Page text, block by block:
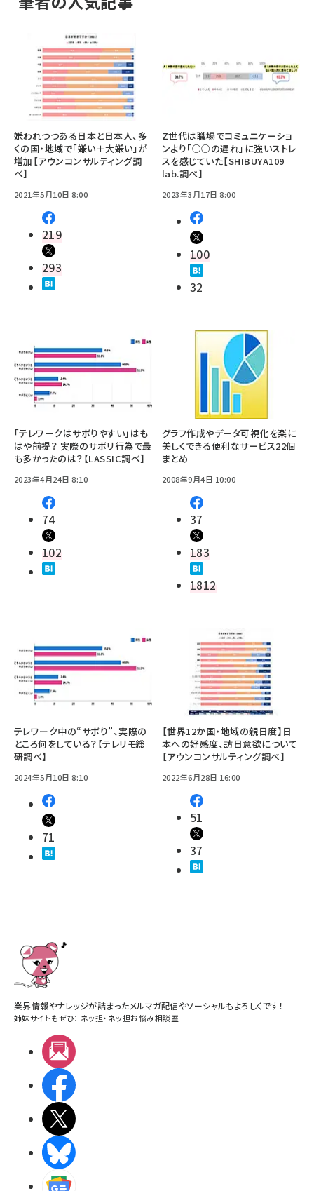
嫌われつつある日本と日本人、多
くの国・地域で「嫌い＋大嫌い」が
増加【アウンコンサルティング調
べ】
2021年5月10日 8:00
219
293
Z世代は職場でコミュニケーショ
ンより「○○の遅れ」に強いストレ
スを感じていた【SHIBUYA109
lab.調べ】
2023年3月17日 8:00
100
32
「テレワークはサボりやすい」はも
はや前提？ 実際のサボリ行為で最
も多かったのは？【LASSIC調べ】
2023年4月24日 8:10
74
102
グラフ作成やデータ可視化を楽に
美しくできる便利なサービス22個
まとめ
2008年9月4日 10:00
37
183
1812
テレワーク中の“サボり”、実際の
ところ何をしている？【テレリモ総
研調べ】
2024年5月10日 8:10
71
【世界12か国・地域の親日度】日
本への好感度、訪日意欲について
【アウンコンサルティング調べ】
2022年6月28日 16:00
51
37
業界情報やナレッジが詰まったメルマガ配信やソーシャルもよろしくです！
姉妹サイトもぜひ： ネッ担・ ネッ担お悩み相談室